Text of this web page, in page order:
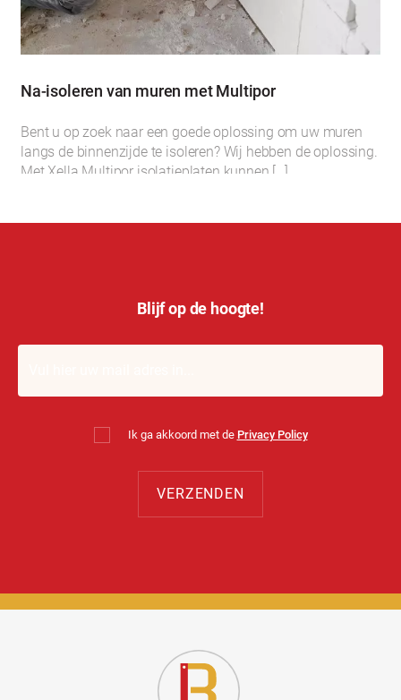
Na-isoleren van muren met Multipor
Bent u op zoek naar een goede oplossing om uw muren
langs de binnenzijde te isoleren? Wij hebben de oplossing.
Met Xella Multipor isolatieplaten kunnen […]
Blijf op de hoogte!
Ik ga akkoord met de Privacy Policy